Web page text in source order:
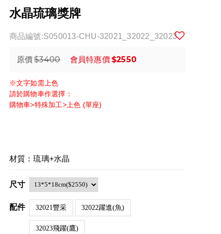
水晶琉璃獎牌
商品編號:S050013-CHU-32021_32022_32023
原價$3400 會員特惠價$2550
※文字如需上色
請於購物車作選擇：
購物車>特殊加工>上色 (單座)
材質：琉璃+水晶
尺寸
配件 32021豐采 32022躍進(魚)
32023飛躍(鷹)